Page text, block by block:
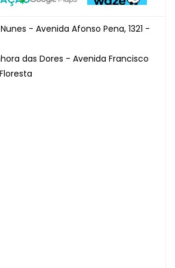
- Avenida Afonso Pena, 1321 -
das Dores - Avenida Francisco